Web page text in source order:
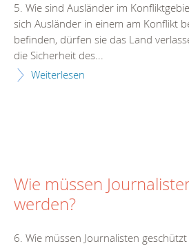
5. Wie sind Ausländer im
sich Ausländer in einem am Konflikt
befinden, dürfen sie das Land
die Sicherheit des...
Weiterlesen
Wie müssen
werden?
6. Wie müssen Journalisten